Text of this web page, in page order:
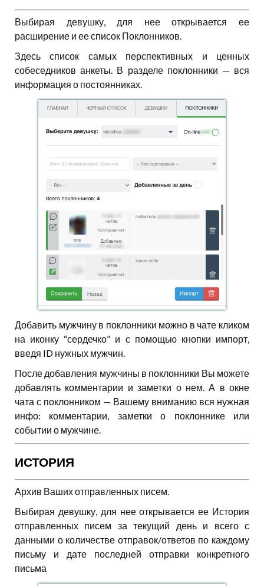
Выбирая девушку, для нее открывается ее
расширение и ее список Поклонников.
Здесь список самых перспективных и ценных
собеседников анкеты. В разделе поклонники — вся
информация о постоянниках.
Добавить мужчину в поклонники можно в чате кликом
на иконку “сердечко” и с помощью кнопки импорт,
введя ID нужных мужчин.
После добавления мужчины в поклонники Вы можете
добавлять комментарии и заметки о нем. А в окне
чата с поклонником — Вашему вниманию вся нужная
инфо: комментарии, заметки о поклоннике или
событии о мужчине.
ИСТОРИЯ
Архив Ваших отправленных писем.
Выбирая девушку, для нее открывается ее История
отправленных писем за текущий день и всего с
данными о количестве отправок/ответов по каждому
письму и дате последней отправки конкретного
письма